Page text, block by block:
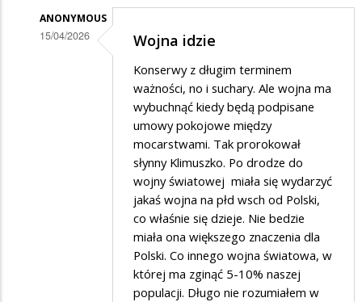
cos
ANONYMOUS
15/04/2026 Wojna idzie
Konserwy z długim terminem
ważności, no i suchary. Ale wojna ma
wybuchnąć kiedy będą podpisane
umowy pokojowe między
mocarstwami. Tak prorokował
słynny Klimuszko. Po drodze do
wojny światowej miała się wydarzyć
jakaś wojna na płd wsch od Polski,
co właśnie się dzieje. Nie bedzie
miała ona większego znaczenia dla
Polski. Co innego wojna światowa, w
której ma zginąć 5-10% naszej
populacji. Długo nie rozumiałem w